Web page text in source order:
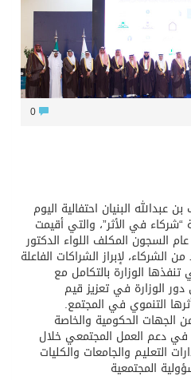
عيد الأضحى
البنيان احتفالية اليوم
في الأثر”، والتي أقيمت
السجون المكلف اللواء الدكتور
لإبراز الشراكات الفاعلة
تنفذها الوزارة بالتكامل مع
الوزارة في تعزيز قيم
التنموي في المجتمع.
الجهات الحكومية والخاصة
في دعم العمل المجتمعي خلال
إدارات التعليم والجامعات والكليات
المجتمعية